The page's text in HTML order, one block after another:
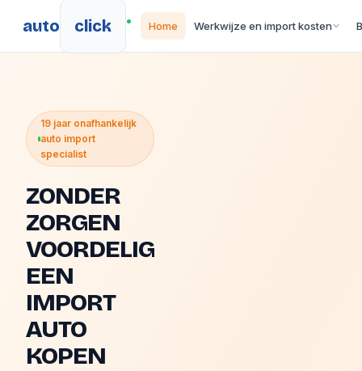
auto click Home Werkwijze en import kosten
19 jaar onafhankelijk
auto import
specialist
ZONDER
ZORGEN
VOORDELIG
EEN
IMPORT
AUTO
KOPEN